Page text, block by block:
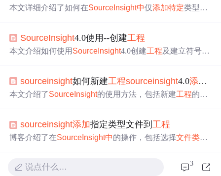
本文详细介绍了如何在Source Insight中仅添加特定类型的
护。SourceInsight4.0使用--创建工程
本文介绍如何使用 Source Insight4.0创建工程及建立符号链
sourceinsight如何新建工程sourceinsight4.0添加
本文介绍了Source Insight的使用方法，包括新建工程的具
流程，以及解决中文乱码问题的多种方法，帮助用户高效
进行代码分析和项目管理。
sourceinsight添加指定类型文件到工程
博客介绍了在Source Insight中的操作，包括选择文件类型
说点什么… 3